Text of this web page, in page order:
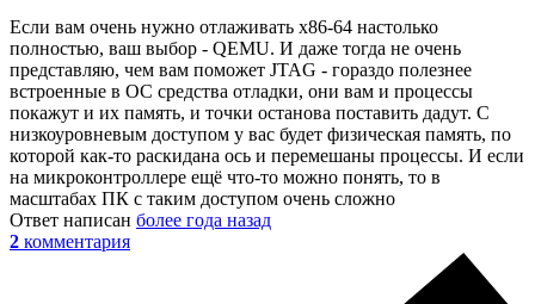
Если вам очень нужно отлаживать x86-64 настолько
полностью, ваш выбор - QEMU. И даже тогда не очень
представляю, чем вам поможет JTAG - гораздо полезнее
встроенные в ОС средства отладки, они вам и процессы
покажут и их память, и точки останова поставить дадут. С
низкоуровневым доступом у вас будет физическая память, по
которой как-то раскидана ось и перемешаны процессы. И если
на микроконтроллере ещё что-то можно понять, то в
масштабах ПК с таким доступом очень сложно
Ответ написан более года назад
2 комментария